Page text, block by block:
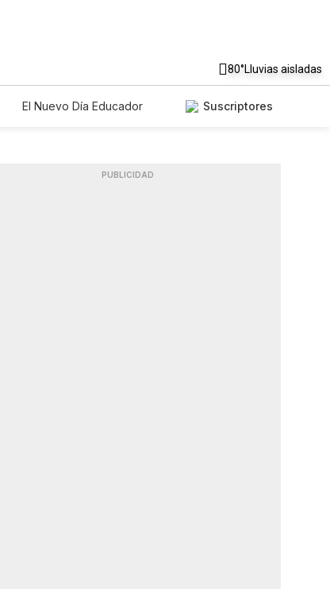
80°Lluvias aisladas
El Nuevo Día Educador
Suscriptores
PUBLICIDAD